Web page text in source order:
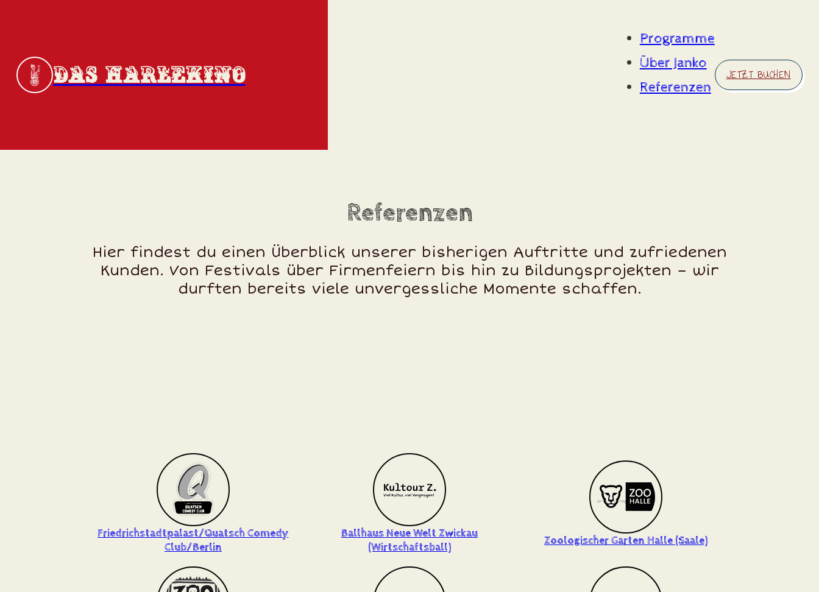
DAS HARLEKINO
Programme
Über Janko
Referenzen
JETZT BUCHEN
Referenzen
Hier findest du einen Überblick unserer bisherigen Auftritte und zufriedenen
Kunden. Von Festivals über Firmenfeiern bis hin zu Bildungsprojekten – wir
durften bereits viele unvergessliche Momente schaffen.
Friedrichstadtpalast/Quatsch Comedy
Club/Berlin
Ballhaus Neue Welt Zwickau
(Wirtschaftsball)
Zoologischer Garten Halle (Saale)